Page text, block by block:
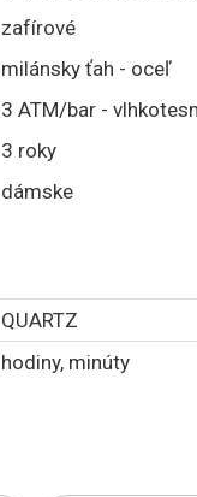
zafírové
milánsky ťah - oceľ
3 ATM/bar -
3 roky
dámske
QUARTZ
hodiny, minúty